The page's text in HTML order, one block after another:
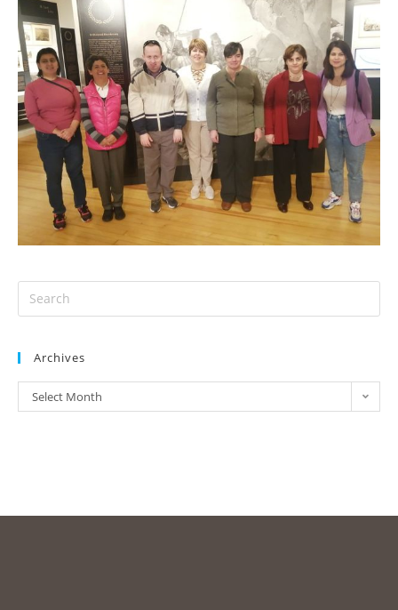
Archives
Select Month